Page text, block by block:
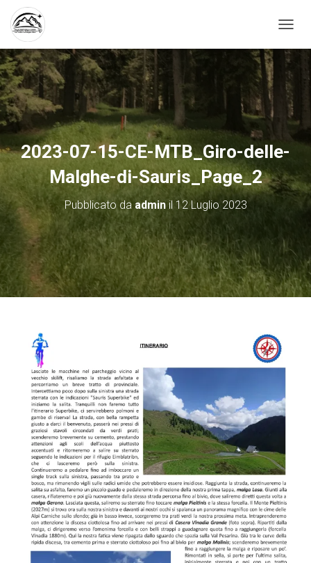
A
V
I
G
A
N
T
O
2023-07-15-CE-MTB_Giro-delle-
Malghe-di-Sauris_Page_2
Pubblicato da adminil 12 Luglio 2023